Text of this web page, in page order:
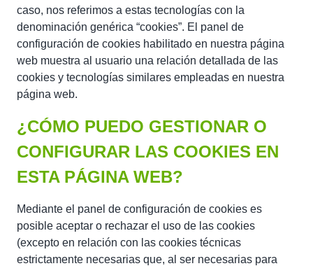
caso, nos referimos a estas tecnologías con la
denominación genérica “cookies”. El panel de
configuración de cookies habilitado en nuestra página
web muestra al usuario una relación detallada de las
cookies y tecnologías similares empleadas en nuestra
página web.
¿CÓMO PUEDO GESTIONAR O
CONFIGURAR LAS COOKIES EN
ESTA PÁGINA WEB?
Mediante el panel de configuración de cookies es
posible aceptar o rechazar el uso de las cookies
(excepto en relación con las cookies técnicas
estrictamente necesarias que, al ser necesarias para